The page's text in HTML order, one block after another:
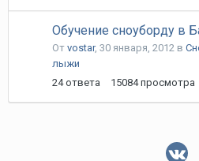
Обучение сноуборду в
От vostar, 30 января, 2012 в
лыжи
24 ответа 15084 просмотра